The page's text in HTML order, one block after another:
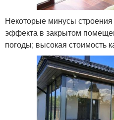
Некоторые минусы
эффекта в закрытом
погоды; высокая стоимость